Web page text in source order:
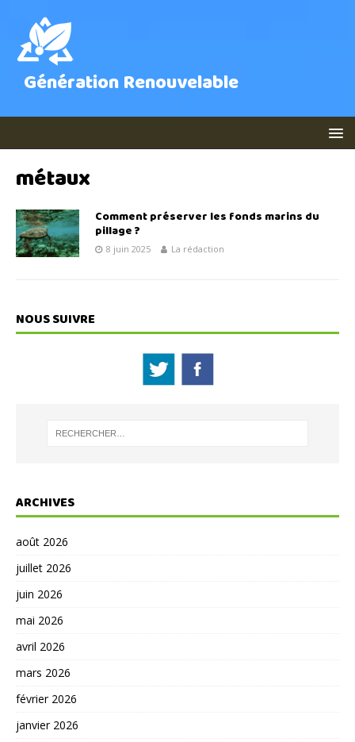
Génération Renouvelable
métaux
Comment préserver les fonds marins du
pillage ?
8 juin 2025 La rédaction
NOUS SUIVRE
ARCHIVES
août 2026
juillet 2026
juin 2026
mai 2026
avril 2026
mars 2026
février 2026
janvier 2026